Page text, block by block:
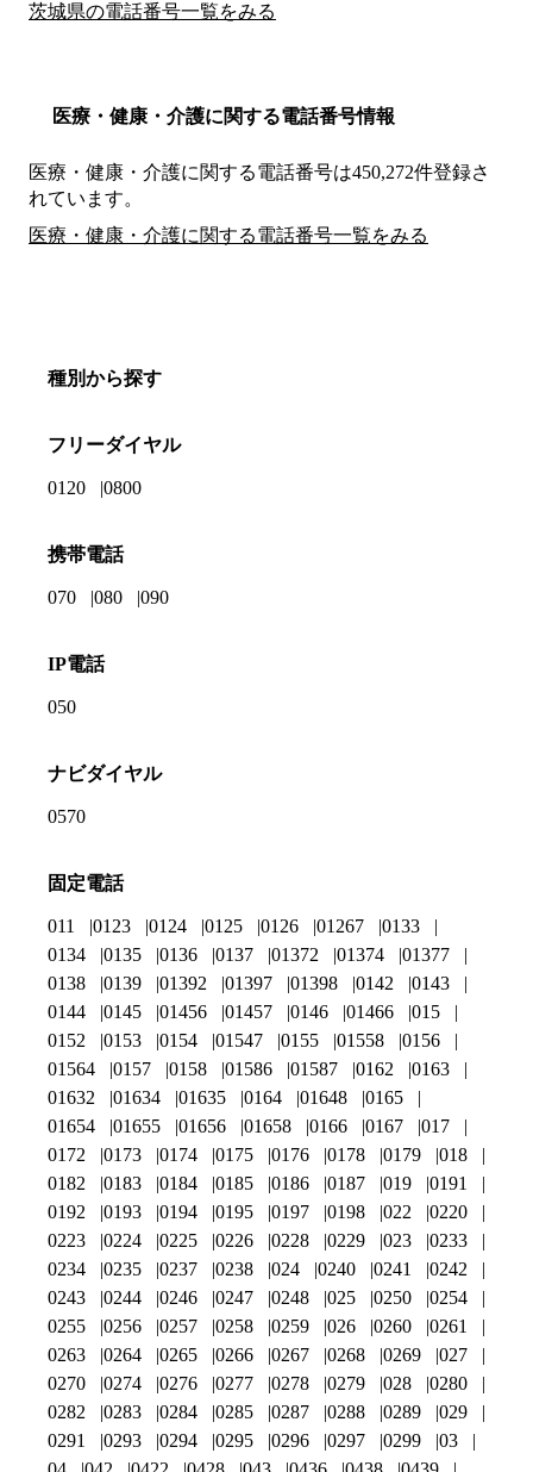
茨城県の電話番号一覧をみる
医療・健康・介護に関する電話番号情報
医療・健康・介護に関する電話番号は450,272件登録さ
れています。
医療・健康・介護に関する電話番号一覧をみる
種別から探す
フリーダイヤル
0120 0800
携帯電話
070 080 090
IP電話
050
ナビダイヤル
0570
固定電話
011 0123 0124 0125 0126 01267
0133
0134
0135 0136 0137 01372 01374
01377
0138
0139 01392 01397 01398 0142
0143
0144
0145 01456 01457 0146 01466
015
0152
0153 0154 01547 0155 01558
0156
01564
0157 0158 01586 01587 0162
0163
01632
01634 01635 0164 01648
0165
01654
01655 01656 01658 0166 0167
017
0172
0173 0174 0175 0176 0178 0179
018
0182
0183 0184 0185 0186 0187 019
0191
0192
0193 0194 0195 0197 0198 022
0220
0223
0224 0225 0226 0228 0229 023
0233
0234
0235 0237 0238 024 0240 0241
0242
0243
0244 0246 0247 0248 025 0250
0254
0255
0256 0257 0258 0259 026 0260
0261
0263
0264 0265 0266 0267 0268 0269
027
0270
0274 0276 0277 0278 0279 028
0280
0282
0283 0284 0285 0287 0288 0289
029
0291
0293 0294 0295 0296 0297 0299
03